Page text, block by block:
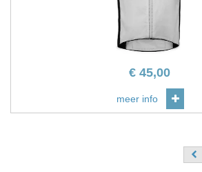
€ 45,00
meer info